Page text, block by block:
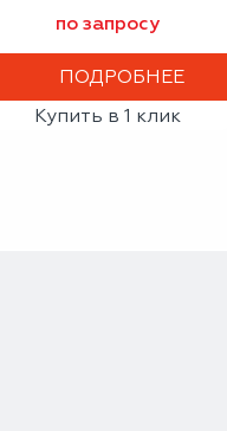
кость
по запросу
ПОДРОБНЕЕ
Купить в 1 клик